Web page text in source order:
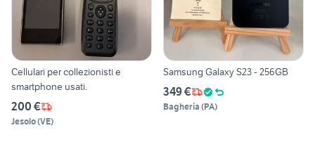
Cellulari per collezionisti e
smartphone usati.
200 €
Jesolo(VE)
Samsung Galaxy S23 - 256GB
349 €
Bagheria (PA)